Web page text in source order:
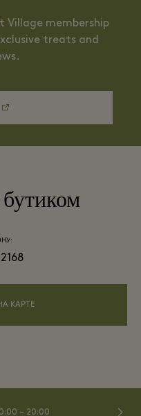
Village membership
treats and
бутиком
КАРТЕ
– 20:00